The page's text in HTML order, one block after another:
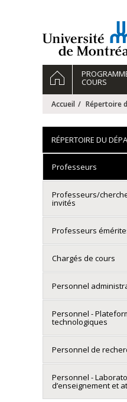
Navigation
principale
ACCUEIL
COURS
Accueil Répertoire
RÉPERTOIRE DU
Professeurs
Professeurs/
invités
Professeurs
Chargés de cours
Personnel
Personnel -
technologiques
Personnel de
Personnel -
d’enseignement et